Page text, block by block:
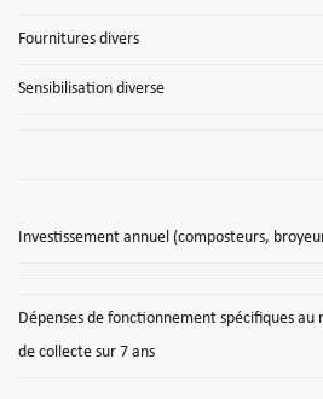
Fournitures divers
Sensibilisation diverse
Investissement annuel (composteurs,
Dépenses de fonctionnement spécifiques au
de collecte sur 7 ans